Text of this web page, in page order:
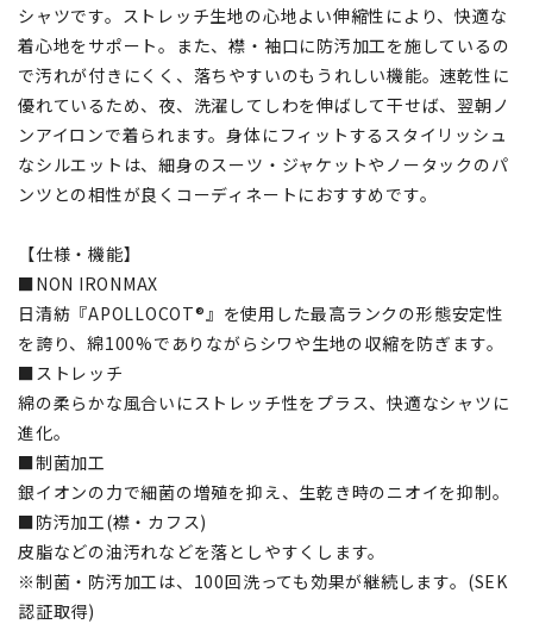
シャツです。ストレッチ生地の心地よい伸縮性により、快適な
着心地をサポート。また、襟・袖口に防汚加工を施しているの
で汚れが付きにくく、落ちやすいのもうれしい機能。速乾性に
優れているため、夜、洗濯してしわを伸ばして干せば、翌朝ノ
ンアイロンで着られます。身体にフィットするスタイリッシュ
なシルエットは、細身のスーツ・ジャケットやノータックのパ
ンツとの相性が良くコーディネートにおすすめです。
【仕様・機能】
■NON IRONMAX
日清紡『APOLLOCOT®』を使用した最高ランクの形態安定性
を誇り、綿100%でありながらシワや生地の収縮を防ぎます。
■ストレッチ
綿の柔らかな風合いにストレッチ性をプラス、快適なシャツに
進化。
■制菌加工
銀イオンの力で細菌の増殖を抑え、生乾き時のニオイを抑制。
■防汚加工(襟・カフス)
皮脂などの油汚れなどを落としやすくします。
※制菌・防汚加工は、100回洗っても効果が継続します。(SEK
認証取得)